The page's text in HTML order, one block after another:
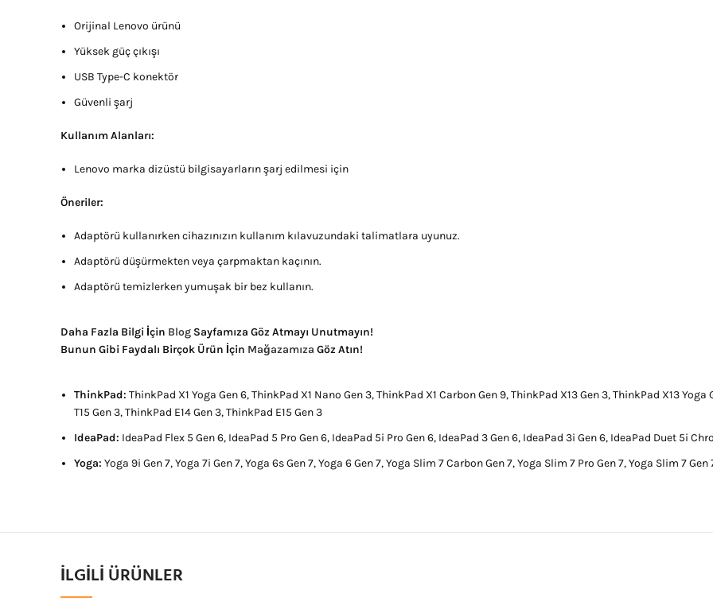
Orijinal Lenovo ürünü
Yüksek güç çıkışı
USB Type-C konektör
Güvenli şarj
Kullanım Alanları:
Lenovo marka dizüstü bilgisayarların şarj edilmesi için
Öneriler:
Adaptörü kullanırken cihazınızın kullanım kılavuzundaki talimatlara uyunuz.
Adaptörü düşürmekten veya çarpmaktan kaçının.
Adaptörü temizlerken yumuşak bir bez kullanın.
Daha Fazla Bilgi İçin Blog Sayfamıza Göz Atmayı Unutmayın!
Bunun Gibi Faydalı Birçok Ürün İçin Mağazamıza Göz Atın!
ThinkPad: ThinkPad X1 Yoga Gen 6, ThinkPad X1 Nano Gen 3, ThinkPad X1 Carbon Gen 9, ThinkPad X13 Gen 3, ThinkPad X13
T15 Gen 3, ThinkPad E14 Gen 3, ThinkPad E15 Gen 3
IdeaPad: IdeaPad Flex 5 Gen 6, IdeaPad 5 Pro Gen 6, IdeaPad 5i Pro Gen 6, IdeaPad 3 Gen 6, IdeaPad 3i Gen 6, IdeaPad Duet 5i
Yoga: Yoga 9i Gen 7, Yoga 7i Gen 7, Yoga 6s Gen 7, Yoga 6 Gen 7, Yoga Slim 7 Carbon Gen 7, Yoga Slim 7 Pro Gen 7, Yoga Slim 7
İLGILI ÜRÜNLER